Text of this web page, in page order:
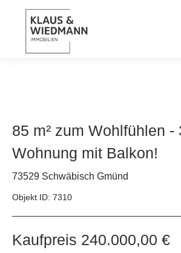
85 m² zum Wohlfühlen -
Wohnung mit Balkon!
73529 Schwäbisch Gmünd
Objekt ID: 7310
Kaufpreis 240.000,00 €